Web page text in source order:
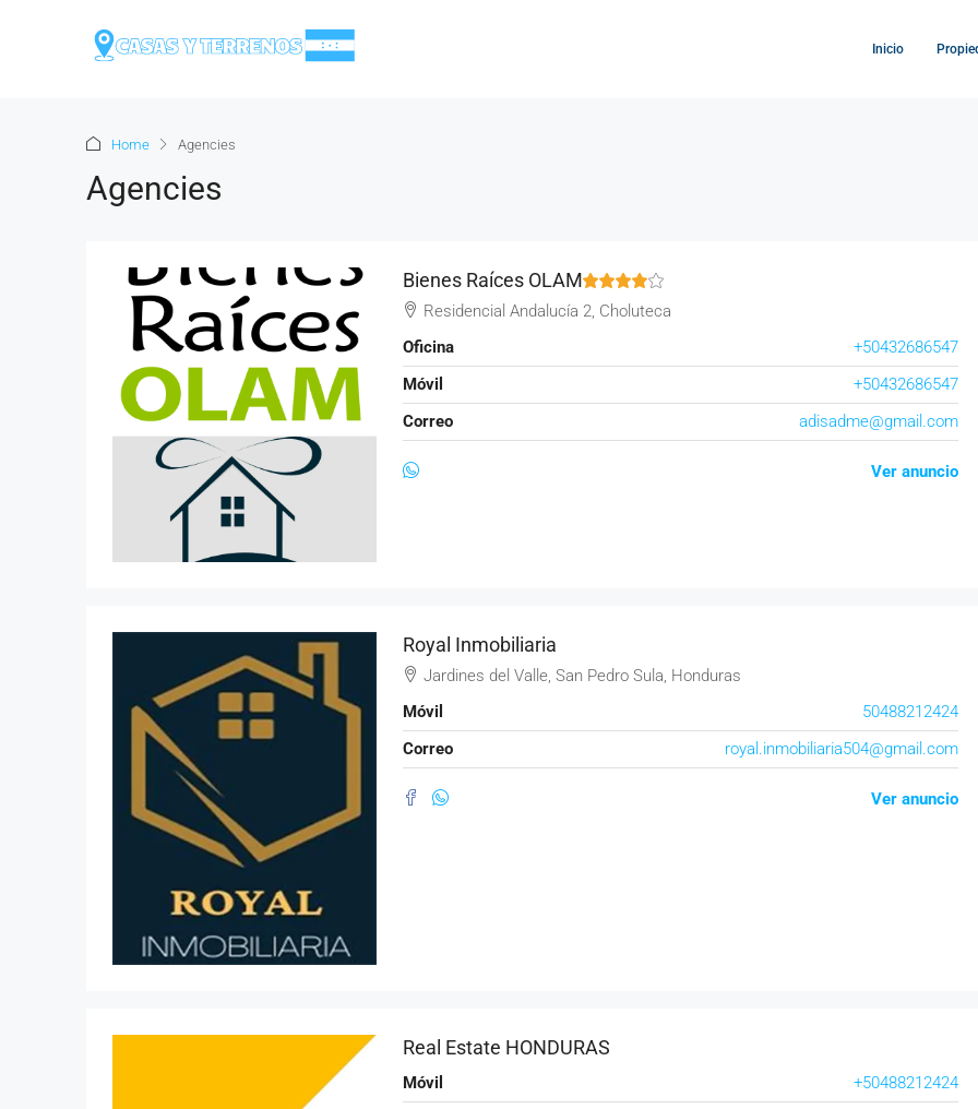
Inicio
Home Agencies
Agencies
Bienes Raíces OLAM
Residencial Andalucía 2, Choluteca
Oficina
+50432686547
Móvil
+50432686547
Correo
adisadme@gmail.com
Ver anuncio
Royal Inmobiliaria
Jardines del Valle, San Pedro Sula, Honduras
Móvil
50488212424
Correo
royal.inmobiliaria504@gmail.com
Ver anuncio
Real Estate HONDURAS
Móvil
+50488212424
$162,876.00
TERRENO